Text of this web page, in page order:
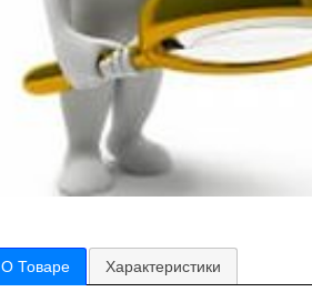
О Товаре Характеристики